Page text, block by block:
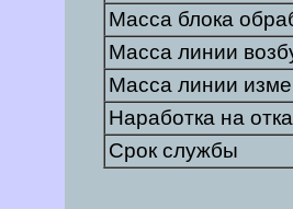
Масса блока
Масса линии
Масса линии
Наработка на
Срок службы